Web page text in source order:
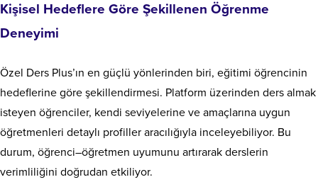
Kişisel Hedeflere Göre Şekillenen Öğrenme
Deneyimi
Özel Ders Plus’ın en güçlü yönlerinden biri, eğitimi öğrencinin
hedeflerine göre şekillendirmesi. Platform üzerinden ders almak
isteyen öğrenciler, kendi seviyelerine ve amaçlarına uygun
öğretmenleri detaylı profiller aracılığıyla inceleyebiliyor. Bu
durum, öğrenci–öğretmen uyumunu artırarak derslerin
verimliliğini doğrudan etkiliyor.